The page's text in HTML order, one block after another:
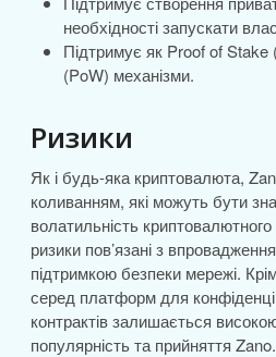
необхідності запускати
Підтримує як Proof of Stake
(PoW) механізми.
Ризики
Як і будь-яка криптовалюта,
коливанням, які можуть бути
волатильність криптовалютного
ризики пов’язані з
підтримкою безпеки мережі.
серед платформ для
контрактів залишається
популярність та прийняття Zano.